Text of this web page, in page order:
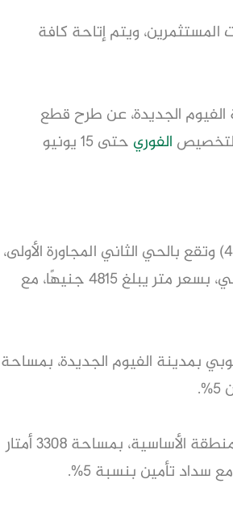
المستثمرين، ويتم إتاحة كافة
الفيوم الجديدة، عن طرح قطع
الفوري
حتى ١٥ يونيو
ويضم الطرح 3 قطع أراضي، والقطعة الأولى تحمل رقم (4) وتقع بالحي الثاني المجاورة الأولى،
بمساحة 950 مترًا مربعًا، ومخصصة لإقامة نشاط اجتماعي، بسعر متر يبلغ 4815 جنيهًا، مع
بمدينة الفيوم الجديدة، بمساحة
رقم (1/8) بالحي الثالث المنطقة الأساسية، بمساحة 3308 أمتار